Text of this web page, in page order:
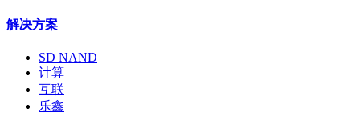
解决方案
SD NAND
计算
互联
乐鑫